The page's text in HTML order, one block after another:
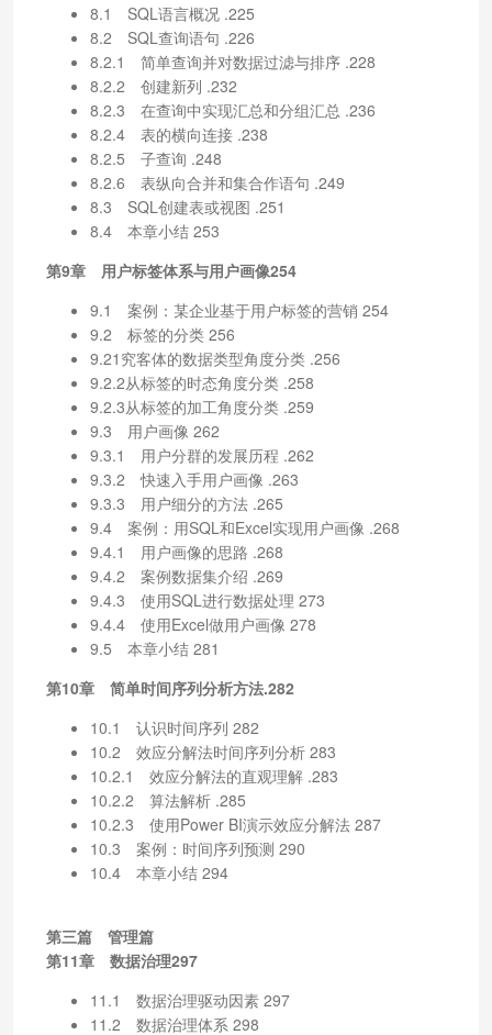
8.1 SQL语言概况 .225
8.2 SQL查询语句 .226
8.2.1 简单查询并对数据过滤与排序 .228
8.2.2 创建新列 .232
8.2.3 在查询中实现汇总和分组汇总 .236
8.2.4 表的横向连接 .238
8.2.5 子查询 .248
8.2.6 表纵向合并和集合作语句 .249
8.3 SQL创建表或视图 .251
8.4 本章小结 253
第9章 用户标签体系与用户画像254
9.1 案例：某企业基于用户标签的营销 254
9.2 标签的分类 256
9.21究客体的数据类型角度分类 .256
9.2.2从标签的时态角度分类 .258
9.2.3从标签的加工角度分类 .259
9.3 用户画像 262
9.3.1 用户分群的发展历程 .262
9.3.2 快速入手用户画像 .263
9.3.3 用户细分的方法 .265
9.4 案例：用SQL和Excel实现用户画像 .268
9.4.1 用户画像的思路 .268
9.4.2 案例数据集介绍 .269
9.4.3 使用SQL进行数据处理 273
9.4.4 使用Excel做用户画像 278
9.5 本章小结 281
第10章 简单时间序列分析方法.282
10.1 认识时间序列 282
10.2 效应分解法时间序列分析 283
10.2.1 效应分解法的直观理解 .283
10.2.2 算法解析 .285
10.2.3 使用Power BI演示效应分解法 287
10.3 案例：时间序列预测 290
10.4 本章小结 294
第三篇 管理篇
第11章 数据治理297
11.1 数据治理驱动因素 297
11.2 数据治理体系 298